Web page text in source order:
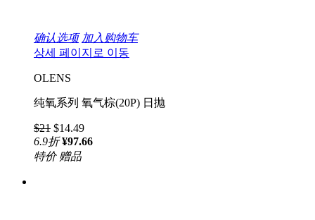
确认选项 加入购物车
상세 페이지로 이동
OLENS
纯氧系列 氧气棕(20P) 日抛
$21 $14.49
6.9折 ¥97.66
特价 赠品